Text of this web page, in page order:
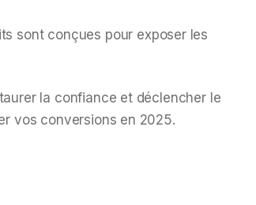
sont conçues pour exposerles
la confiance et déclencher le
vos conversions en 2025.